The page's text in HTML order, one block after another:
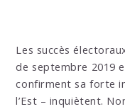
Les succès
de septembre 2019
confirment sa forte
l’Est – inquiètent.